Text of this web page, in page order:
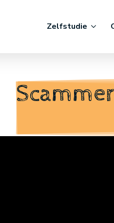
Zelfstudie